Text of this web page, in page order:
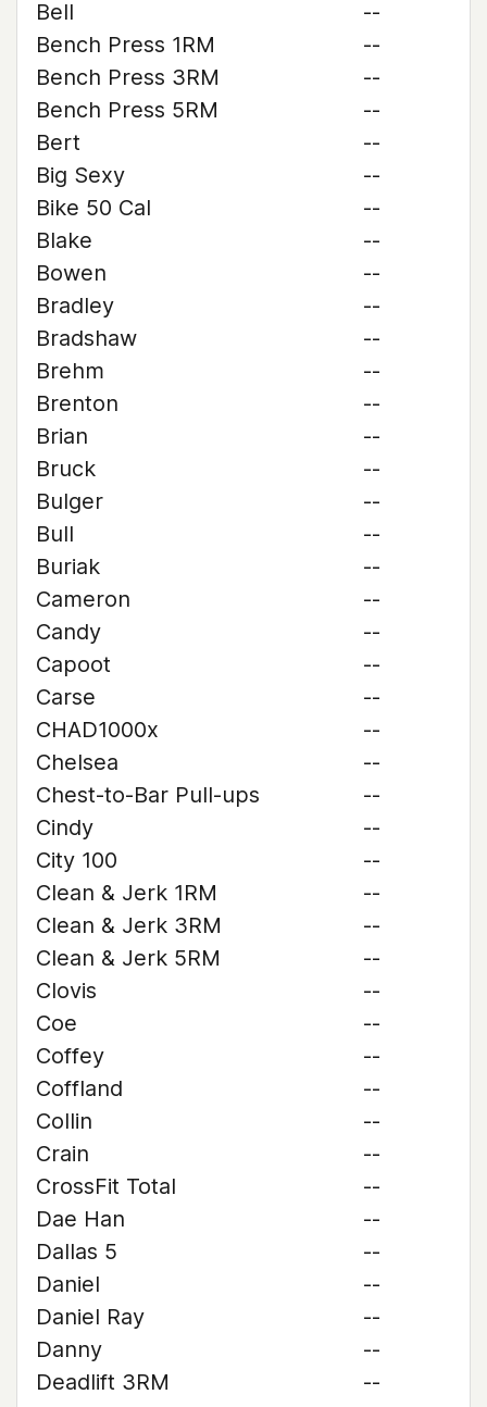
Bell
--
Bench Press 1RM
--
Bench Press 3RM
--
Bench Press 5RM
--
Bert
--
Big Sexy
--
Bike 50 Cal
--
Blake
--
Bowen
--
Bradley
--
Bradshaw
--
Brehm
--
Brenton
--
Brian
--
Bruck
--
Bulger
--
Bull
--
Buriak
--
Cameron
--
Candy
--
Capoot
--
Carse
--
CHAD1000x
--
Chelsea
--
Chest-to-Bar Pull-ups
--
Cindy
--
City 100
--
Clean & Jerk 1RM
--
Clean & Jerk 3RM
--
Clean & Jerk 5RM
--
Clovis
--
Coe
--
Coffey
--
Coffland
--
Collin
--
Crain
--
CrossFit Total
--
Dae Han
--
Dallas 5
--
Daniel
--
Daniel Ray
--
Danny
--
Deadlift 3RM
--